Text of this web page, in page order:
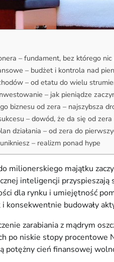
– fundament, bez którego nic
– budżet i kontrola nad
– od etatu do wielu
– jak pieniądze
biznesu od zera – najszybsza
– dowód, że da się od zera
działania – od zera do
– realizm ponad hype
milionerskiego majątku
inteligencji
dla rynku i umiejętność
konsekwentnie budowały
zarabiania z mądrym
po niskie stopy procentowe
potężny cień finansowej